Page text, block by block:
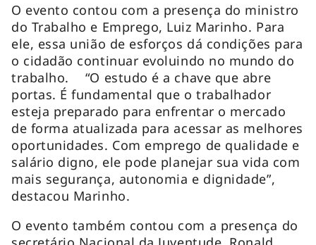
O evento contou com a presença do ministro
do Trabalho e Emprego, Luiz Marinho. Para
ele, essa união de esforços dá condições para
o cidadão continuar evoluindo no mundo do
trabalho. “O estudo é a chave que abre
portas. É fundamental que o trabalhador
esteja preparado para enfrentar o mercado
de forma atualizada para acessar as melhores
oportunidades. Com emprego de qualidade e
salário digno, ele pode planejar sua vida com
mais segurança, autonomia e dignidade”,
destacou Marinho.
O evento também contou com a presença do